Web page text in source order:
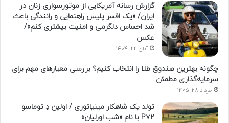
گزارش رسانه آمریکایی از موتورسواری زنان در
ایران/ «یک افسر پلیس راهنمایی و رانندگی باعث
شد احساس دلگرمی و امنیت بیشتری کنم»/
عکس
آبان 22, 1404
چگونه بهترین صندوق طلا را انتخاب کنیم؟ بررسی معیارهای مهم برای
سرمایه‌گذاری مطمئن
خرداد 28, 1405
تولد یک شاهکار مینیاتوری / اولین دِ توماسو
P۷۲ با نام «شب اورلیان»